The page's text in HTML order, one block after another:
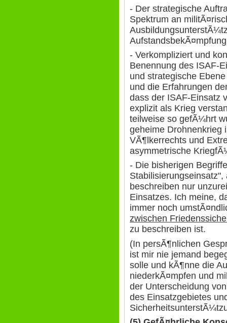
- Der strategische
Spektrum an
- Verkompliziert und
Benennung des ISAF-
und strategische
und die Erfahrungen
dass der ISAF-Einsatz
explizit als Krieg
teilweise so gefÃ¼hrt
geheime Drohnenkrieg
VÃ¶lkerrechts und
asymmetrische
- Die bisherigen
beschreiben nur
Einsatzes. Ich meine,
immer noch
zwischen
zu beschreiben ist.
(In persÃ¶nlichen
ist mir nie jemand
solle und kÃ¶nne die
niederkÃ¤mpfen und
der Unterscheidung
des Einsatzgebietes